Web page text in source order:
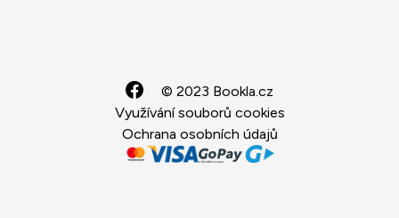
© 2023 Bookla.cz
Využívání souborů cookies
Ochrana osobních údajů